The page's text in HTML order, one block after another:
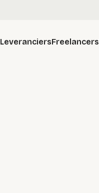
LeveranciersFreelancers